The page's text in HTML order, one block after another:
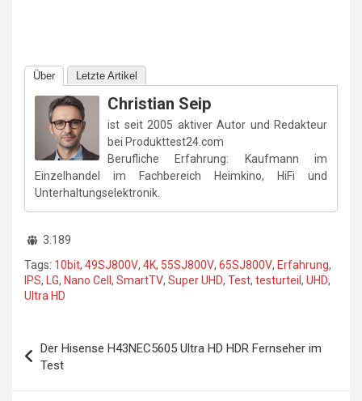
Über Letzte Artikel
Christian Seip
ist seit 2005 aktiver Autor und Redakteur
bei Produkttest24.com
Berufliche Erfahrung: Kaufmann im
Einzelhandel im Fachbereich Heimkino, HiFi und
Unterhaltungselektronik.
3.189
Tags: 10bit, 49SJ800V, 4K, 55SJ800V, 65SJ800V, Erfahrung,
IPS, LG, Nano Cell , SmartTV, Super UHD, Test, testurteil , UHD,
Ultra HD
Der Hisense H43NEC5605 Ultra HD HDR Fernseher im
Test